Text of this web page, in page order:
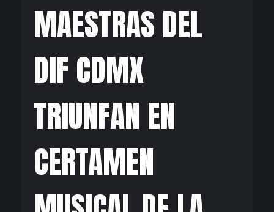
MAESTRAS DEL
DIF CDMX
TRIUNFAN EN
CERTAMEN